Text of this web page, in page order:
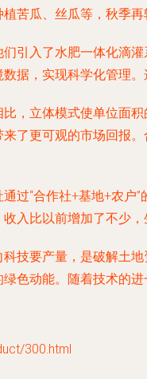
苦瓜、丝瓜等，秋季再
引入了水肥一体化滴
据，实现科学化管理
，立体模式使单位面
了更可观的市场回报
过“合作社+基地+农
入比以前增加了不少，
技要产量，是破解土
色动能。随着技术的
300.html